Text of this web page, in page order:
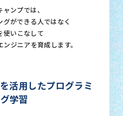
ャンプでは、
ができる人ではなく
使いこなして
ジニアを育成します。
活用したプログラミ
学習